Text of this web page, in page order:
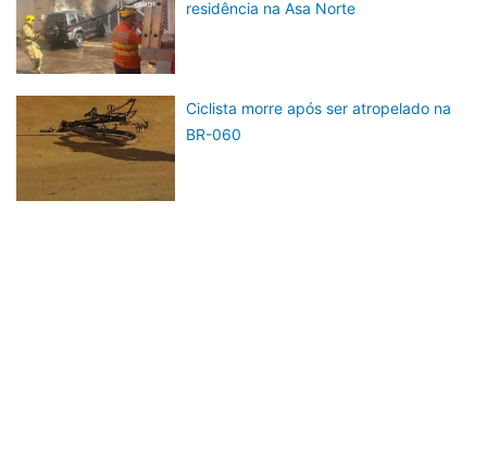
residência na Asa Norte
Ciclista morre após ser atropelado na
BR-060